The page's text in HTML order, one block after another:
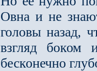
Овна и не
головы назад,
взгляд боком
бесконечно